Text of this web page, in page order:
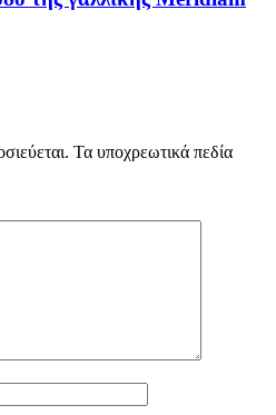
Τα υποχρεωτικά πεδία